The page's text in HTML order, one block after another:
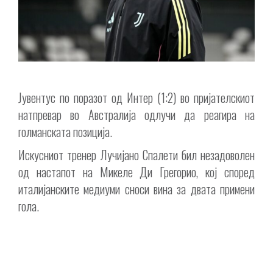
Јувентус по поразот од Интер (1:2) во пријателскиот
натпревар во Австралија одлучи да реагира на
голманската позиција.
Искусниот тренер Лучијано Спалети бил незадоволен
од настапот на Микеле Ди Грегорио, кој според
италијанските медиуми сноси вина за двата примени
гола.